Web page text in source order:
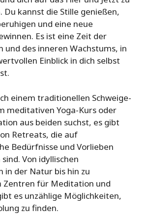
Du kannst die Stille genießen,
und eine neue
Es ist eine Zeit der
und des inneren Wachstums, in
Einblick in dich selbst
einem traditionellen Schweige-
meditativen Yoga-Kurs oder
aus beiden suchst, es gibt
Retreats, die auf
Bedürfnisse und Vorlieben
Von idyllischen
in der Natur bis hin zu
Zentren für Meditation und
es unzählige Möglichkeiten,
zu finden.